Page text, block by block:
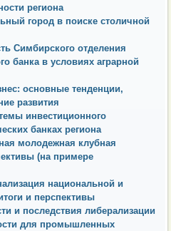
региона
город в поиске столичной
Симбирского отделения
банка в условиях аграрной
основные тенденции,
развития
инвестиционного
банках региона
молодежная клубная
(на примере
национальной и
и перспективы
и последствия либерализации
для промышленных